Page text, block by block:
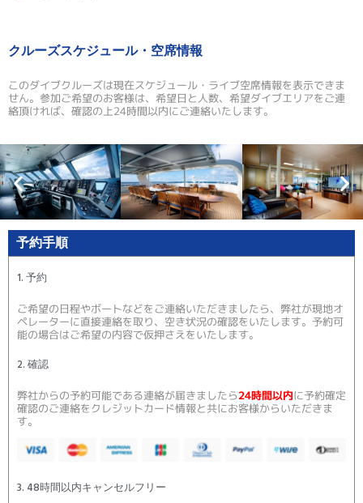
クルーズスケジュール・空席情報
このダイブクルーズは現在スケジュール・ライブ空席情報を表示できま
せん。参加ご希望のお客様は、希望日と人数、希望ダイブエリアをご連
絡頂ければ、確認の上24時間以内にご連絡いたします。
予約手順
1. 予約
ご希望の日程やボートなどをご連絡いただきましたら、弊社が現地オ
ペレーターに直接連絡を取り、空き状況の確認をいたします。予約可
能の場合はご希望の内容で仮押さえをいたします。
2. 確認
弊社からの予約可能である連絡が届きましたら24時間以内に予約確定
確認のご連絡をクレジットカード情報と共にお客様からいただきま
す。
3. 48時間以内キャンセルフリー